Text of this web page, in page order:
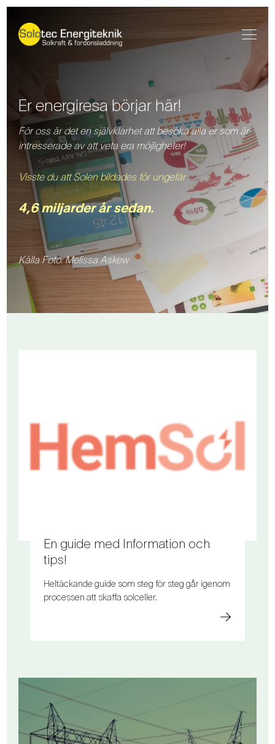
Er energiresa börjar här!
För oss är det en självklarhet att besöka alla er som är
intresserade av att veta era möjligheter!
Visste du attSolen bildades för ungefär
4,6 miljarder år sedan.
Källa Foto: Melissa Askew
En guide med Information och
tips!
Heltäckande guide som steg för steg går igenom
processen att skaffa solceller.